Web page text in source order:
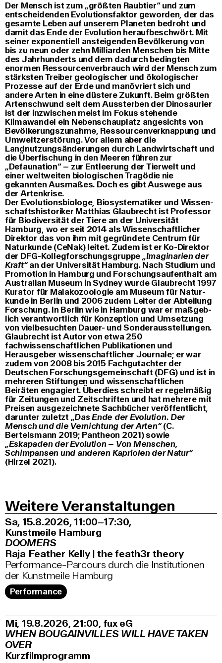
Der Mensch ist zum „größten Raubtier“ und zum
entscheidenden Evolutions­faktor geworden, der das
gesamte Leben auf unserem Planeten bedroht und
damit das Ende der Evolution heraufbeschwört. Mit
seiner exponentiell ansteigen­den Bevölkerung von
bis zu neun oder zehn Milliarden Menschen bis Mitte
des Jahrhunderts und dem dadurch bedingten
enormen Ressourcen­verbrauch wird der Mensch zum
stärksten Treiber geologischer und ökologischer
Prozesse auf der Erde und manövriert sich und
andere Arten in eine düstere Zukunft. Beim größten
Arten­schwund seit dem Aussterben der Dinosaurier
ist der inzwischen meist im Fokus stehende
Klimawandel ein Nebenschauplatz angesichts von
Bevölkerungszunahme, Ressourcenverknappung und
Umweltzer­störung. Vor allem aber die
Landnutzungs­änderungen durch Landwirtschaft und
die Über­fischung in den Meeren führen zur
„Defaunation“ – zur Entleerung der Tierwelt und
einer weltweiten biologischen Tragödie nie
gekannten Ausmaßes. Doch es gibt Auswege aus
der Artenkrise.
Der Evolutionsbiologe, Biosystematiker und Wissen­
schaftshistoriker Matthias Glaubrecht ist Professor
für Biodiversität der Tiere an der Universität
Hamburg, wo er seit 2014 als Wissenschaftlicher
Direktor das von ihm mit gegründete Centrum für
Naturkunde (CeNak) leitet. Zudem ist er Ko-Direktor
der DFG-Kollegforschungsgruppe„Imaginarien der
Kraft“an der Universität Hamburg. Nach Studium und
Promotion in Hamburg und Forschungsaufenthalt am
Australian Museum in Sydney wurde Glaubrecht 1997
Kurator für Malakozoologie am Museum für Na­tur­
kunde in Berlin und 2006 zudem Leiter der Abteilung
Forschung. In Berlin wie in Hamburg war er maßgeb­
lich verantwortlich für Konzeption und Umsetzung
von vielbesuchten Dauer- und Sonder­ausstellun­gen.
Glaubrecht ist Autor von etwa 250
fachwissenschaftlichen Publikationen und
Herausgeber wissenschaftli­cher Journale; er war
zudem von 2008 bis 2015 Fachgutachter der
Deutschen Forschungsge­mein­schaft (DFG) und ist in
mehreren Stiftungen und wissenschaftlichen
Beiräten engagiert. Überdies schreibt er regel­mäßig
für Zeitungen und Zeitschriften und hat mehrere mit
Preisen ausge­zeich­ne­te Sachbücher veröffentlicht,
darunter zuletzt „Das Ende der Evolution. Der
Mensch und die Vernichtung der Arten“(C.
Bertelsmann 2019; Pantheon 2021) sowie
„Eskapaden der Evolution – Von Menschen,
Schimpansen und anderen Kapriolen der Natur“
(Hirzel 2021).
Weitere Veranstaltungen
Sa, 15.8.2026 11:00–17:30,
Kunstmeile Hamburg
DOOMERS
Raja Feather Kelly | the feath3r theory
Performance-Parcours durch die Institutionen
der Kunstmeile Hamburg
Performance
Mi, 19.8.2026 21:00, fux eG
WHEN BOUGAINVILLES WILL HAVE TAKEN
OVER
Kurzfilmprogramm